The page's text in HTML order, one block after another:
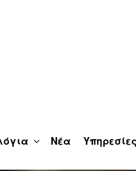
–
Νέα Υπηρεσίες